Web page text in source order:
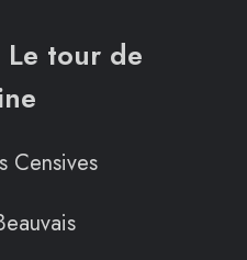
Le tour de
Censives